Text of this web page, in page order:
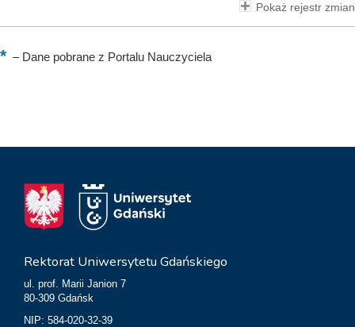
Pokaż rejestr zmian
–Dane pobrane z Portalu Nauczyciela
Rektorat Uniwersytetu Gdańskiego
ul. prof. Marii Janion 7
80-309 Gdańsk
NIP: 584-020-32-39